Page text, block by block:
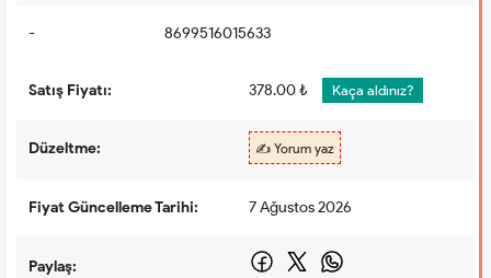
- 8699516015633
Satış Fiyatı: 378.00 ₺ Kaça aldınız?
Düzeltme: ✍️ Yorum yaz
Fiyat Güncelleme Tarihi: 7 Ağustos 2026
Paylaş: